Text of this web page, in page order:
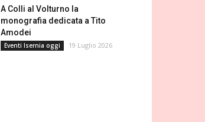
A Colli al Volturno la
monografia dedicata a Tito
Amodei
Eventi Isernia oggi 19 Luglio 2026